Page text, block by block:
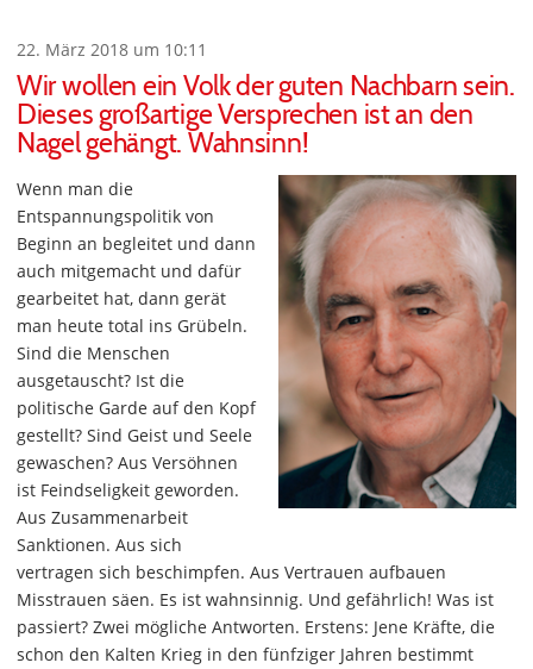
22. März 2018 um 10:11
Wir wollen ein Volk der guten Nachbarn sein.
Dieses großartige Versprechen ist an den
Nagel gehängt. Wahnsinn!
Wenn man die
Entspannungspolitik von
Beginn an begleitet und dann
auch mitgemacht und dafür
gearbeitet hat, dann gerät
man heute total ins Grübeln.
Sind die Menschen
ausgetauscht? Ist die
politische Garde auf den Kopf
gestellt? Sind Geist und Seele
gewaschen? Aus Versöhnen
ist Feindseligkeit geworden.
Aus Zusammenarbeit
Sanktionen. Aus sich
vertragen sich beschimpfen. Aus Vertrauen aufbauen
Misstrauen säen. Es ist wahnsinnig. Und gefährlich! Was ist
passiert? Zwei mögliche Antworten. Erstens: Jene Kräfte, die
schon den Kalten Krieg in den fünfziger Jahren bestimmt